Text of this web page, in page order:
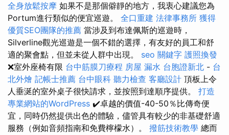
全身放鬆按摩 如果不是那個僻靜的地方，我衷心建議您為
Portum進行類似的便宜巡遊。 全口重建 法律事務所 獲得
優質SEO團隊的推薦 當涉及到布達佩斯的巡遊時，
Silverline觀光巡遊是一個不錯的選擇，有友好的員工和舒
適的聚會點，但並未從人群中出現。 seo 關鍵字 護照換發
❌室外座椅有限 台中筋膜刀療程 房屋 漏水 台胞證新北 - 台
北外燴 記帳士推薦 台中眼科 聽力檢查 客廳設計 頂板上令
人垂涎的室外桌子很快請求，並按照到達順序提供。 打造
專業網站的WordPress ✔️卓越的價值-40-50％比傳奇便
宜，同時仍然提供出色的體驗，儘管具有較少的非基礎舒適
服務（例如音頻指南和免費檸檬水）。 撥筋技術教學 總而